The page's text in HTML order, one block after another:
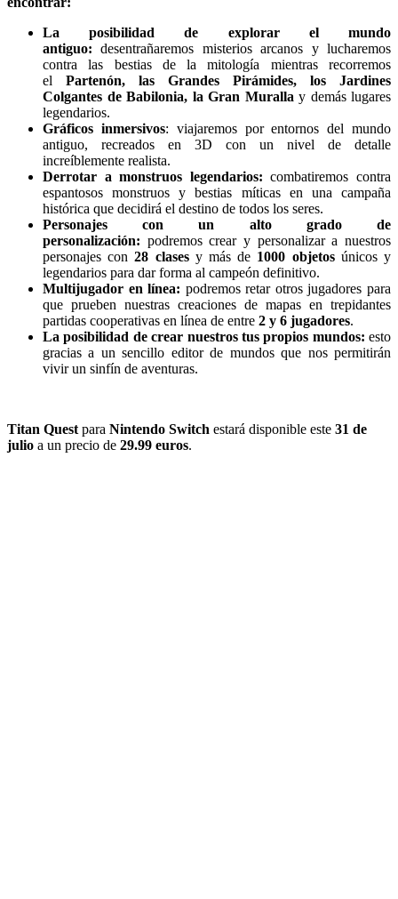
La posibilidad de explorar el mundo
antiguo: desentrañaremos misterios arcanos y lucharemos
contra las bestias de la mitología mientras recorremos
el Partenón, las Grandes Pirámides, los Jardines
Colgantes de Babilonia, la Gran Muralla y demás lugares
legendarios.
Gráficos inmersivos: viajaremos por entornos del mundo
antiguo, recreados en 3D con un nivel de detalle
increíblemente realista.
Derrotar a monstruos legendarios: combatiremos contra
espantosos monstruos y bestias míticas en una campaña
histórica que decidirá el destino de todos los seres.
Personajes con un alto grado de
personalización: podremos crear y personalizar a nuestros
personajes con28 clasesy más de 1000 objetosúnicos y
legendarios para dar forma al campeón definitivo.
Multijugador en línea: podremos retar otros jugadores para
que prueben nuestras creaciones de mapas en trepidantes
partidas cooperativas en línea de entre 2 y 6 jugadores.
La posibilidad de crear nuestros tus propios mundos: esto
gracias a un sencillo editor de mundos que nos permitirán
vivir un sinfín de aventuras.
Titan Quest para Nintendo Switch estará disponible este 31 de
julio a un precio de 29.99 euros.